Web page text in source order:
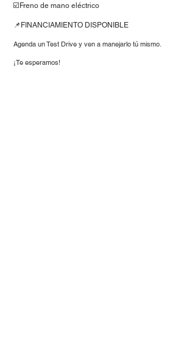
☑️Freno de mano eléctrico
📌FINANCIAMIENTO DISPONIBLE
Agenda un Test Drive y ven a manejarlo tú mismo.
¡Te esperamos!